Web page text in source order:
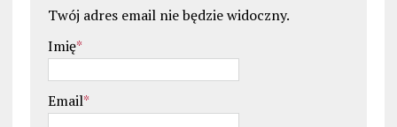
Twój adres email nie będzie widoczny.
Imię*
Email*